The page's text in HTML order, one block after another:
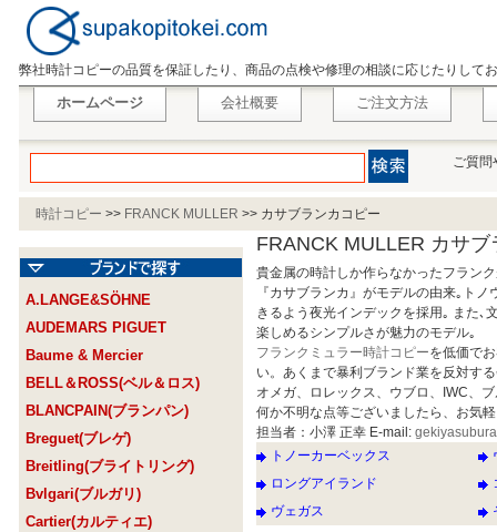
弊社時計コピーの品質を保証したり、商品の点検や修理の相談に応じたりして
ホームページ 会社概要 ご注文方法
ご質問
時計コピー >> FRANCK MULLER >> カサブランカコピー
A.LANGE&SÖHNE
AUDEMARS PIGUET
Baume & Mercier
BELL＆ROSS(ベル＆ロス)
BLANCPAIN(ブランパン)
Breguet(ブレゲ)
Breitling(ブライトリング)
Bvlgari(ブルガリ)
Cartier(カルティエ)
FRANCK MULLER カサ
貴金属の時計しか作らなかったフラン
『カサブランカ』がモデルの由来｡ト
きるよう夜光インデックを採用｡ また､
楽しめるシンプルさが魅力のモデル｡
フランクミュラー時計コピーを低価で
い。あくまで暴利ブランド業を反対す
オメガ、ロレックス、ウブロ、IWC、
何か不明な点等ございましたら、お気
担当者：小澤 正幸 E-mail:
トノーカーベックス
ロングアイランド
ヴェガス